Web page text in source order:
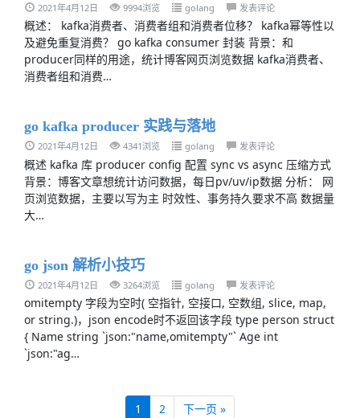
2021年4月12日 9994浏览 golang 发表评论
概述： kafka消费者、消费者组和消费者位移？ kafka幂等性以
及避免重复消费？ go kafka consumer 封装 背景：和
producer同样的用途，统计博客网页浏览数据 kafka消费者、
消费者组和消费…
go kafka producer 实践与落地
2021年4月12日 4341浏览 golang 发表评论
概述 kafka 库 producer config 配置 sync vs async 压缩方式
背景：博客文章想统计访问数据，每日pv/uv/ip数据 分析： 网
页浏览数据，主要以写为主 时效性、事务持久要求不高 数据量
大…
go json 解析小技巧
2021年4月12日 3264浏览 golang 发表评论
omitempty 字段为空时( 空指针, 空接口, 空数组, slice, map,
or string.)，json encode时不返回该字段 type person struct
{ Name string `json:"name,omitempty"` Age int
`json:"ag…
1 2 下一页 »